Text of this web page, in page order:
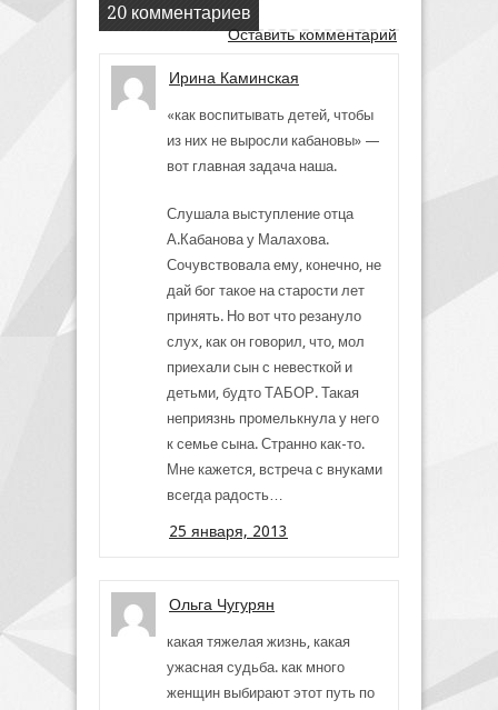
20 комментариев
Оставить комментарий
Ирина Каминская
«как воспитывать детей, чтобы
из них не выросли кабановы» —
вот главная задача наша.
Слушала выступление отца
А.Кабанова у Малахова.
Сочувствовала ему, конечно, не
дай бог такое на старости лет
принять. Но вот что резануло
слух, как он говорил, что, мол
приехали сын с невесткой и
детьми, будто ТАБОР. Такая
неприязнь промелькнула у него
к семье сына. Странно как-то.
Мне кажется, встреча с внуками
всегда радость…
25 января, 2013
Ольга Чугурян
какая тяжелая жизнь, какая
ужасная судьба. как много
женщин выбирают этот путь по